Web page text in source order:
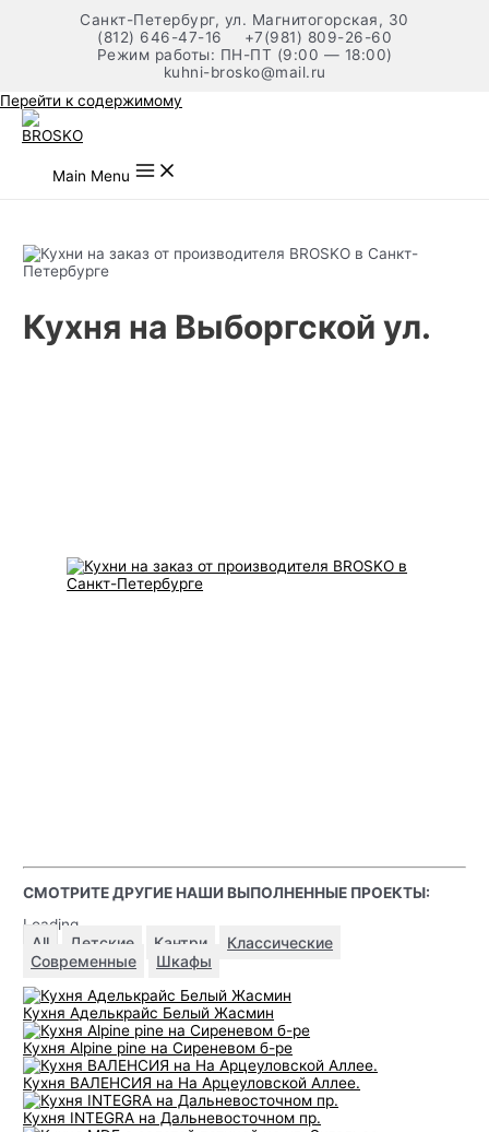
Санкт-Петербург, ул. Магнитогорская, 30
(812) 646-47-16
+7(981) 809-26-60
Режим работы: ПН-ПТ (9:00 — 18:00)
kuhni-brosko@mail.ru
Перейти к содержимому
Main Menu
Кухня на Выборгской ул.
СМОТРИТЕ ДРУГИЕ НАШИ ВЫПОЛНЕННЫЕ ПРОЕКТЫ:
Loading...
All Детские Кантри
Классические
Современные
Шкафы
Кухня Аделькрайс Белый Жасмин
Кухня Alpine pine на Сиреневом б-ре
Кухня ВАЛЕНСИЯ на На Арцеуловской Аллее.
Кухня INTEGRA на Дальневосточном пр.